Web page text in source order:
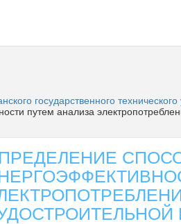
государственного
путем анализа